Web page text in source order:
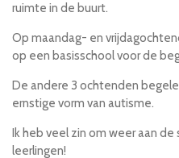
ruimte in de buurt.
Op maandag- en
op een basisschool voor de
De andere 3 ochtenden
ernstige vorm van autisme.
Ik heb veel zin om weer aan de
leerlingen!